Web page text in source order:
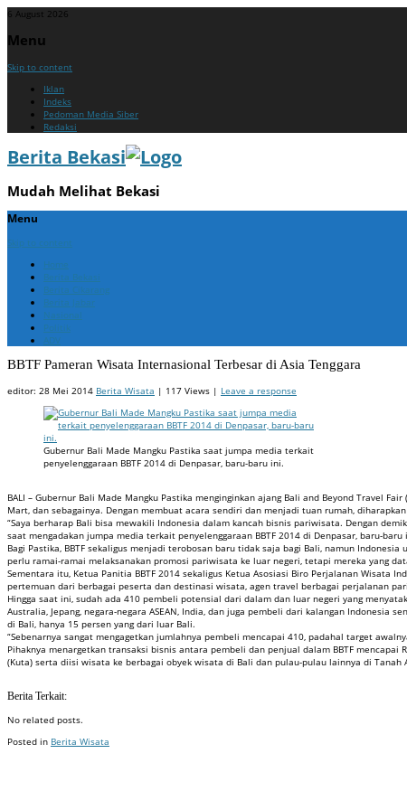
6 August 2026
Menu
Skip to content
Iklan
Indeks
Pedoman Media Siber
Redaksi
Berita Bekasi
Mudah Melihat Bekasi
Menu
Skip to content
Home
Berita Bekasi
Berita Cikarang
Berita Jabar
Nasional
Politik
ADV
BBTF Pameran Wisata Internasional Terbesar di Asia Tenggara
editor: 28 Mei 2014 Berita Wisata | 117 Views | Leave a response
Gubernur Bali Made Mangku Pastika saat jumpa media terkait
penyelenggaraan BBTF 2014 di Denpasar, baru-baru ini.
BALI – Gubernur Bali Made Mangku Pastika menginginkan ajang Bali and Beyond Travel
Mart, dan sebagainya. Dengan membuat acara sendiri dan menjadi tuan rumah,
“Saya berharap Bali bisa mewakili Indonesia dalam kancah bisnis pariwisata. Dengan
saat mengadakan jumpa media terkait penyelenggaraan BBTF 2014 di Denpasar, baru-baru
Bagi Pastika, BBTF sekaligus menjadi terobosan baru tidak saja bagi Bali, namun
perlu ramai-ramai melaksanakan promosi pariwisata ke luar negeri, tetapi mereka yang
Sementara itu, Ketua Panitia BBTF 2014 sekaligus Ketua Asosiasi Biro Perjalanan Wisata
pertemuan dari berbagai peserta dan destinasi wisata, agen travel berbagai perjalanan
Hingga saat ini, sudah ada 410 pembeli potensial dari dalam dan luar negeri yang
Australia, Jepang, negara-negara ASEAN, India, dan juga pembeli dari kalangan
di Bali, hanya 15 persen yang dari luar Bali.
“Sebenarnya sangat mengagetkan jumlahnya pembeli mencapai 410, padahal target
Pihaknya menargetkan transaksi bisnis antara pembeli dan penjual dalam BBTF mencapai
(Kuta) serta diisi wisata ke berbagai obyek wisata di Bali dan pulau-pulau lainnya di Tanah
Berita Terkait:
No related posts.
Posted in Berita Wisata